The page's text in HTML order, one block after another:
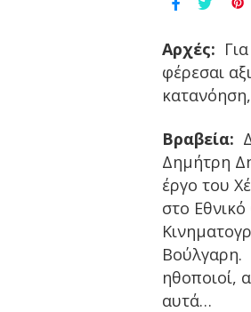
Αρχές:
φέρεσαι
Βραβεία:
Δημήτρη
έργο του
στο
Βούλγαρη.
ηθοποιοί,
αυτά…